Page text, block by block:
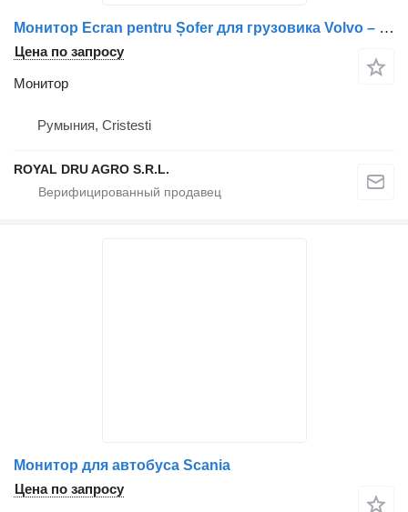
Монитор Ecran pentru Șofer для грузовика Volvo – Piese de Schimb 21306173, 21106160, 85013051
Цена по запросу
Монитор
Румыния, Cristesti
ROYAL DRU AGRO S.R.L.
Монитор для автобуса Scania
Цена по запросу